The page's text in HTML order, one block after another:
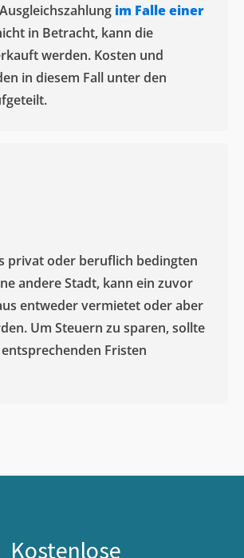
im Falle einer
in Betracht, kann die
werden. Kosten und
in diesem Fall unter den
privat oder beruflich bedingten
andere Stadt, kann ein zuvor
entweder vermietet oder aber
Um Steuern zu sparen, sollte
Fristen
Kostenlose